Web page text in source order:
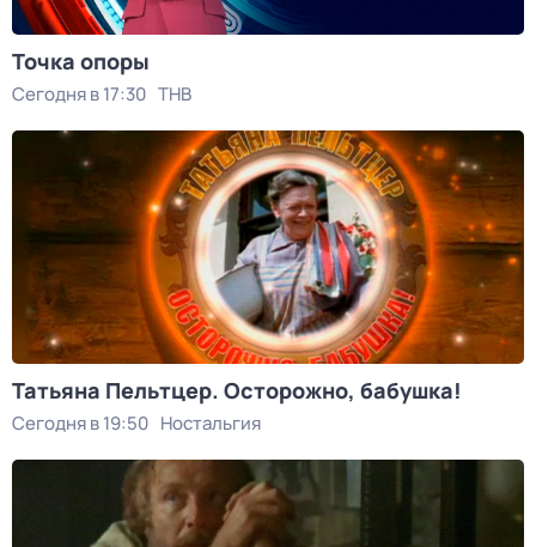
Точка опоры
Сегодня в 17:30 ТНВ
Татьяна Пельтцер. Осторожно, бабушка!
Сегодня в 19:50 Ностальгия